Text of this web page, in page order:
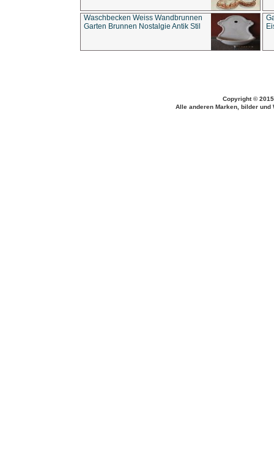
Waschbecken Weiss Wandbrunnen
Garten Brunnen Nostalgie Antik Stil
Copyright ©
Alle anderen Marken, bilder und